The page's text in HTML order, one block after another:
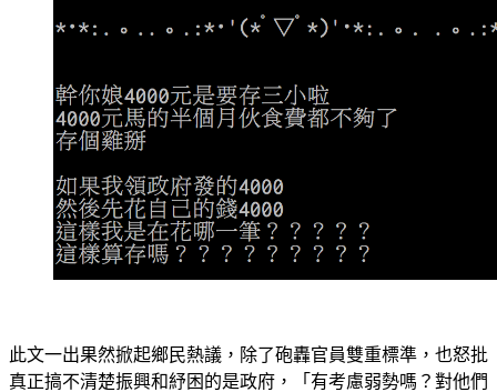
真正搞不清楚振興和紓困的是政府，「有考慮弱勢嗎？對他們
現金才是最直接的」、「發個4000搞得像發4萬，嘰Ｘ歪Ｘ的